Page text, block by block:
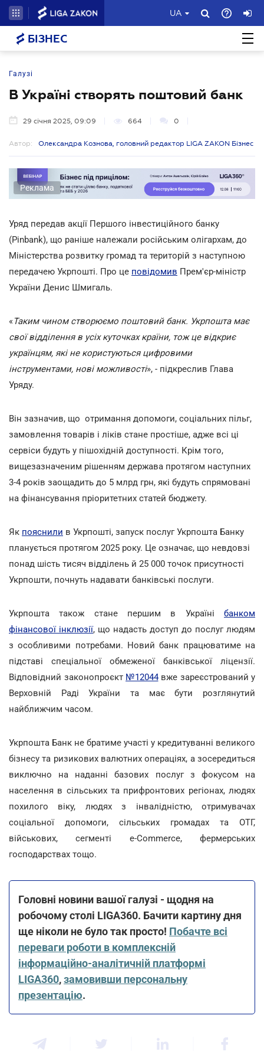
UA
БІЗНЕС
Галузі
В Україні створять поштовий банк
29 січня 2025, 09:09 664 0
Автор: Олександра Кознова, головний редактор LIGA ZAKON Бізнес
Реклама
Уряд передав акції Першого інвестиційного банку
(Pinbank), що раніше належали російським олігархам, до
Міністерства розвитку громад та територій з наступною
передачею Укрпошті. Про це повідомив Прем'єр-міністр
України Денис Шмигаль.
« Таким чином створюємо поштовий банк. Укрпошта має
свої відділення в усіх куточках країни, тож це відкриє
українцям, які не користуються цифровими
інструментами, нові можливості», - підкреслив Глава
Уряду.
Він зазначив, що отримання допомоги, соціальних пільг,
замовлення товарів і ліків стане простіше, адже всі ці
сервіси будуть у пішохідній доступності. Крім того,
вищезазначеним рішенням держава протягом наступних
3-4 років заощадить до 5 млрд грн, які будуть спрямовані
на фінансування пріоритетних статей бюджету.
Як пояснили в Укрпошті, запуск послуг Укрпошта Банку
планується протягом 2025 року. Це означає, що невдовзі
понад шість тисяч відділень й 25 000 точок присутності
Укрпошти, почнуть надавати банківські послуги.
Укрпошта також стане першим в Україні банком
фінансової інклюзії, що надасть доступ до послуг людям
з особливими потребами. Новий банк працюватиме на
підставі спеціальної обмеженої банківської ліцензії.
Відповідний законопроєкт №12044вже зареєстрований у
Верховній Раді України та має бути розглянутий
найближчим часом.
Укрпошта Банк не братиме участі у кредитуванні великого
бізнесу та ризикових валютних операціях, а зосередиться
виключно на наданні базових послуг з фокусом на
населення в сільських та прифронтових регіонах, людях
похилого віку, людях з інвалідністю, отримувачах
соціальної допомоги, сільських громадах та ОТГ,
військових, сегменті e-Commerce, фермерських
господарствах тощо.
Головні новини вашої галузі - щодня на
робочому столі LIGA360. Бачити картину дня
ще ніколи не було так просто! Побачте всі
переваги роботи в комплексній
інформаційно-аналітичній платформі
LIGA360,замовивши персональну
презентацію.